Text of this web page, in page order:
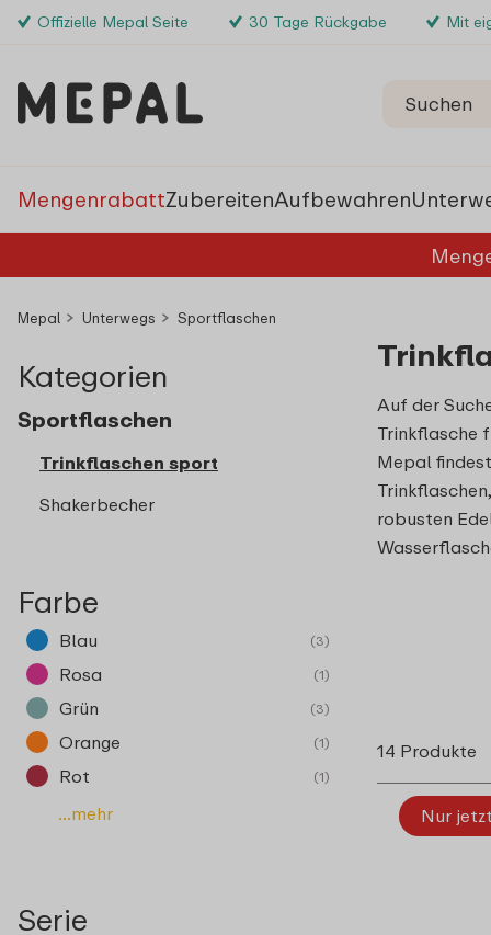
Offizielle Mepal Seite 30 Tage Rückgabe Mit
MengenrabattZubereitenAufbewahren
Mepal Unterwegs Sportflaschen
Kategorien
Sportflaschen
Trinkflaschen sport
Shakerbecher
Farbe
Blau (3)
Rosa (1)
Grün (3)
Orange (1)
Rot (1)
...mehr
Serie
Auf der
Trinkflasche
Mepal
robusten
14 Produkte
Nur